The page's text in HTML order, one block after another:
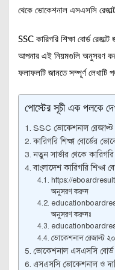
থেকে ভোকেশনাল এসএসসি
SSC কারিগরি শিক্ষা বোর্ড
আপনার এই নিয়মগুলি অনুসরণ
ফলাফলটি জানতে সম্পূর্ণ লেখাটি
পোস্টের সূচী এক পলকে
SSC ভোকেশনাল
কারিগরি শিক্ষা বোর্ডের
নতুন সার্ভার থেকে
বাংলাদেশ কারিগরি
https://
অনুসরণ করুন
অনুসরণ করুনঃ
ভোকেশনাল রেজাল্ট
ভোকেশনাল এসএসসি বোর্ড
এসএসসি ভোকেশনাল ও